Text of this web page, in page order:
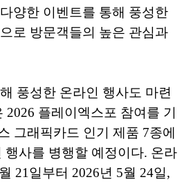
양한 이벤트를 통해 풍성한
로 방문객들의 높은 관심과
풍성한 온라인 행사도 마련
2026 플레이엑스포 참여를 기
그래픽카드 인기 제품 7종에
행사를 병행할 예정이다. 온라
21일부터 2026년 5월 24일,